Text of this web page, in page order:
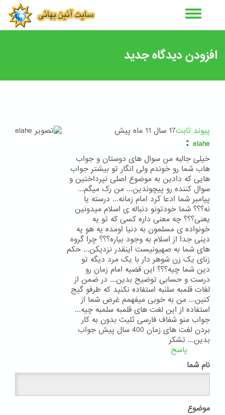
افزودن دیدگاه جدید
پیوند ثابت17 سال 11 ماه پیش
elahe
:
خیلی جالبه من سوال های دوستان و جواب
هاب شما رو خوندم ولی انگار تو بیشتر جواب
هایی که دادین به موضوع اصلی نپرداختین و
سوال کننده رو پیچوندین... من رک میگم...
پیامبر شما ادعا کرد امام زمانه... درسته یا
نه؟؟؟ شما خودتونو دنباله ی اسلام میدونین
یعنی؟؟؟ چه معنی داره کسی که تو یه
خونواده ی مسلمون به دنیا اومده یه هو یه
دینی جدا از اسلام به وجود بیاره؟؟؟ چرا گروه
های شما به صهیونیست اینقدر نزدیکن... حکم
زنای یک زن شوهر دار با یک مرد دیگه تو
دین شما چیه؟؟؟ این قضیه امام زمان رو
درست و حسابی توضیح بدین... در ضمن از
لغات قلمبه سلنبه استفاده نکنید که طرفو گیج
کنین... من به خوبی میفهمم غرض شما از
استفاده از این لغت های قلمبه سلمبه چیه...
جواب منو شفاف فارسی ثلیث بدون به کار
بردن لغت های زمان 400 سال پیش جواب
بدین... تشکر
پاسخ
نام شما
موضوع